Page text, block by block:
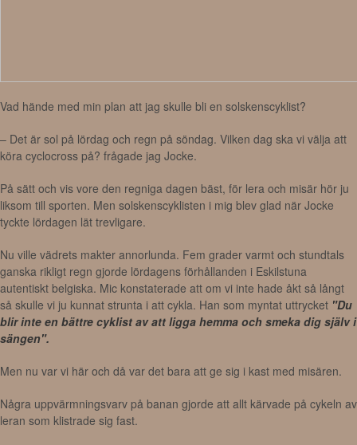
Vad hände med min plan att jag skulle bli en solskenscyklist?
– Det är sol på lördag och regn på söndag. Vilken dag ska vi välja att
köra cyclocross på? frågade jag Jocke.
På sätt och vis vore den regniga dagen bäst, för lera och misär hör ju
liksom till sporten. Men solskenscyklisten i mig blev glad när Jocke
tyckte lördagen lät trevligare.
Nu ville vädrets makter annorlunda. Fem grader varmt och stundtals
ganska rikligt regn gjorde lördagens förhållanden i Eskilstuna
autentiskt belgiska. Mic konstaterade att om vi inte hade åkt så långt
så skulle vi ju kunnat strunta i att cykla. Han som myntat uttrycket "Du
blir inte en bättre cyklist av att ligga hemma och smeka dig själv i
sängen".
Men nu var vi här och då var det bara att ge sig i kast med misären.
Några uppvärmningsvarv på banan gjorde att allt kärvade på cykeln av
leran som klistrade sig fast.